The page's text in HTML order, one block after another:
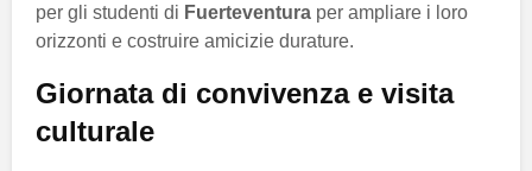
per gli studenti di Fuerteventura per ampliare i loro
orizzonti e costruire amicizie durature.
Giornata di convivenza e visita
culturale